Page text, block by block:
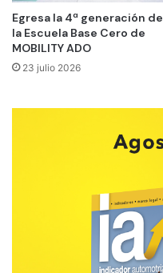
Egresa la 4ª generación de
la Escuela Base Cero de
MOBILITY ADO
23 julio 2026